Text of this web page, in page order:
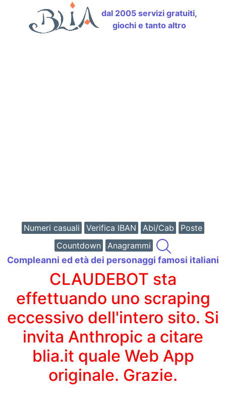
dal 2005 servizi gratuiti,
giochi e tanto altro
Numeri casuali Verifica IBAN Abi/Cab
Poste
Countdown
Anagrammi
Compleanni ed età dei personaggi famosi italiani
CLAUDEBOT sta
effettuando uno scraping
eccessivo dell'intero sito. Si
invita Anthropic a citare
blia.it quale Web App
originale. Grazie.